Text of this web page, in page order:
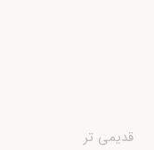
قدیمی تر